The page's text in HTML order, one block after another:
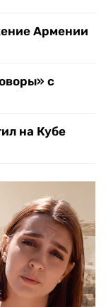
Армении
с
на Кубе